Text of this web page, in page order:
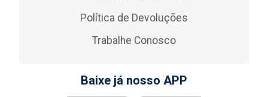
Política de Devoluções
Trabalhe Conosco
Baixe já nosso APP